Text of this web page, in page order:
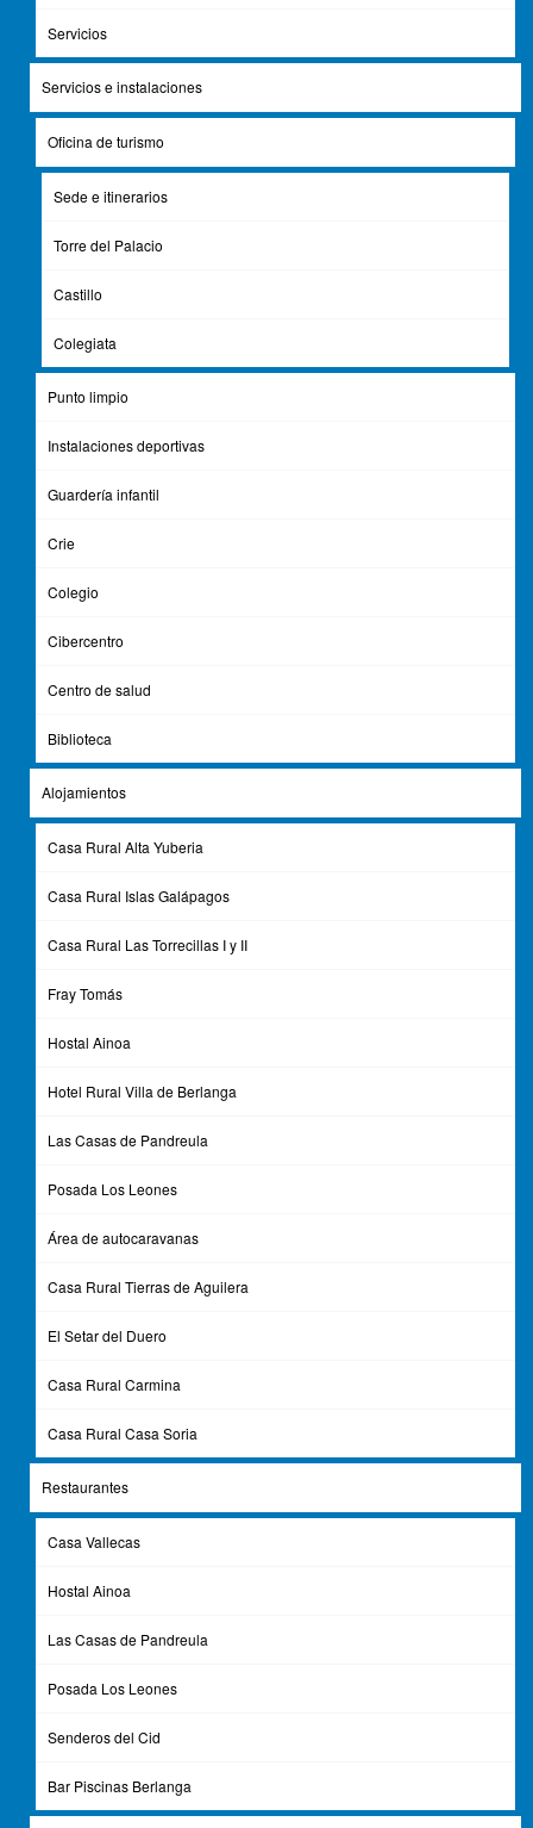
Servicios
Servicios e instalaciones
Oficina de turismo
Sede e itinerarios
Torre del Palacio
Castillo
Colegiata
Punto limpio
Instalaciones deportivas
Guardería infantil
Crie
Colegio
Cibercentro
Centro de salud
Biblioteca
Alojamientos
Casa Rural Alta Yuberia
Casa Rural Islas Galápagos
Casa Rural Las Torrecillas I y II
Fray Tomás
Hostal Ainoa
Hotel Rural Villa de Berlanga
Las Casas de Pandreula
Posada Los Leones
Área de autocaravanas
Casa Rural Tierras de Aguilera
El Setar del Duero
Casa Rural Carmina
Casa Rural Casa Soria
Restaurantes
Casa Vallecas
Hostal Ainoa
Las Casas de Pandreula
Posada Los Leones
Senderos del Cid
Bar Piscinas Berlanga
Comparte esta Página
Facebook
Twitter
Boletín Oficial de la Provincia de Soria
Junta de Castilla y León